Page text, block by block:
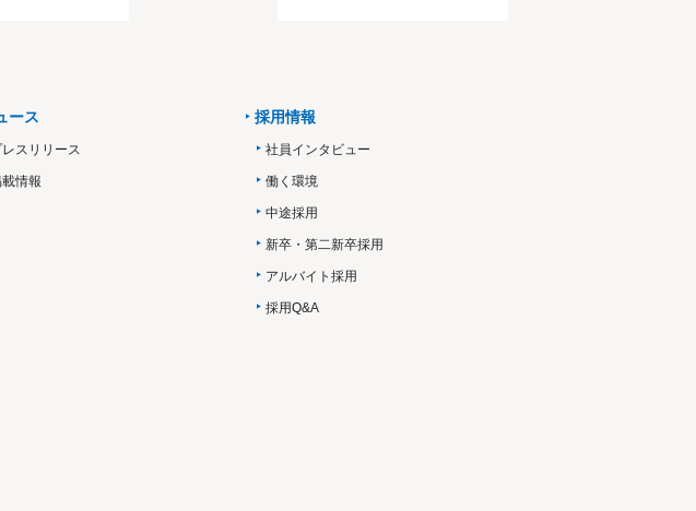
ース
レスリリース
情報
採用情報
社員インタビュー
働く環境
中途採用
新卒・第二新卒採用
アルバイト採用
採用Q&A